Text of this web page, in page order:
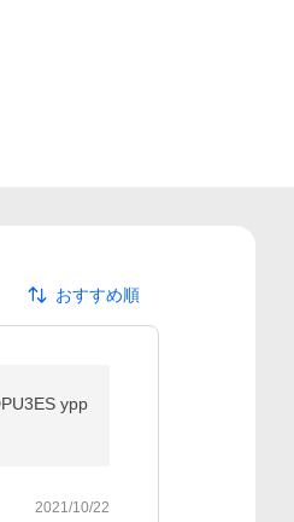
おすすめ順
ypp
2021/10/22